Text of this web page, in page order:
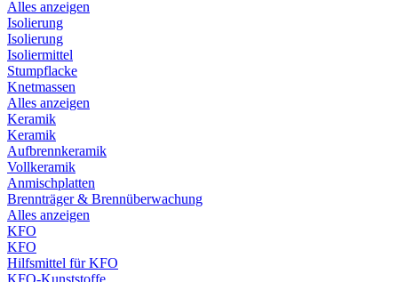
Alles anzeigen
Isolierung
Isolierung
Isoliermittel
Stumpflacke
Knetmassen
Alles anzeigen
Keramik
Keramik
Aufbrennkeramik
Vollkeramik
Anmischplatten
Brennträger & Brennüberwachung
Alles anzeigen
KFO
KFO
Hilfsmittel für KFO
KFO-Kunststoffe